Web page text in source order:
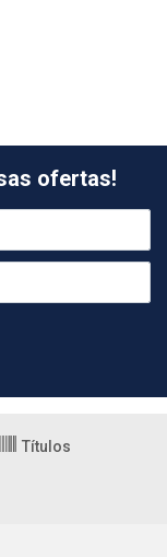
ofertas!
Títulos